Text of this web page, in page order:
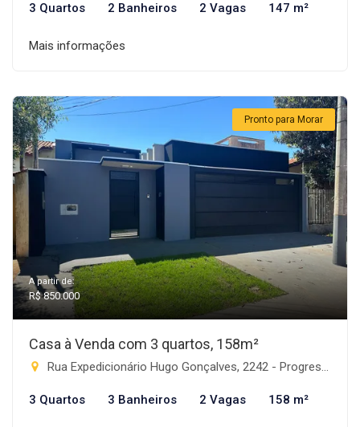
3 Quartos 2 Banheiros 2 Vagas 147 m²
Mais informações
Pronto para Morar
A partir de:
R$ 850.000
Casa à Venda com 3 quartos, 158m²
Rua Expedicionário Hugo Gonçalves, 2242 - Progresso, Rio Brilhante-MS
3 Quartos 3 Banheiros 2 Vagas 158 m²